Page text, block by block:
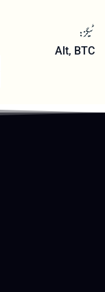
ٹیگز:
Alt, BTC